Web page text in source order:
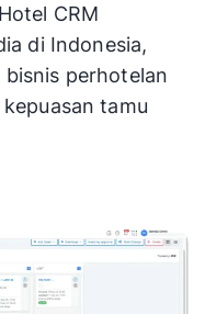
CRM
di Indonesia,
perhotelan
tamu